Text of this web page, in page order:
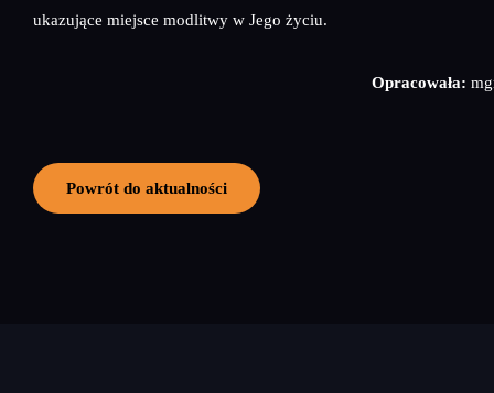
ukazujące miejsce modlitwy w Jego życiu.
Opracowała:
Powrót do aktualności